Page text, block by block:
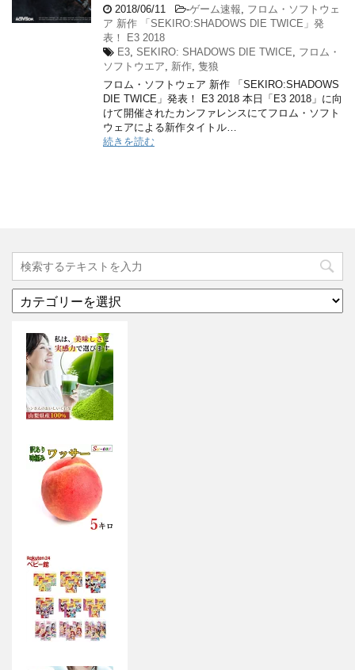
2018/06/11 -ゲーム速報
フロム・ソフトウェ
ア 新作 「SEKIRO:SHADOWS DIE TWICE」発
表！ E3 2018
E3 SEKIRO: SHADOWS DIE TWICE
フロム・
ソフトウエア
新作 隻狼
フロム・ソフトウェア 新作 「SEKIRO:SHADOWS
DIE TWICE」発表！ E3 2018 本日「E3 2018」に向
けて開催されたカンファレンスにてフロム・ソフト
ウェアによる新作タイトル…
続きを読む
テ